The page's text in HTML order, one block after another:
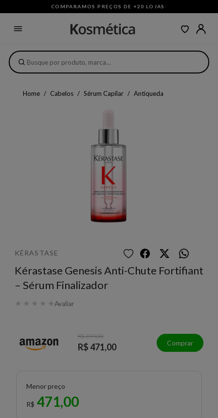
COMPARAMOS PREÇOS DE +20 LOJAS ·
Home Cabelos Sérum Capilar Antiqueda
KÉRASTASE
Kérastase Genesis Anti-Chute Fortifiant
– Sérum Finalizador
★ ★ ★ ★ ★Avaliar
R$ 399,00
R$ 471,00 Comprar
Menor preço
R$ 471,00